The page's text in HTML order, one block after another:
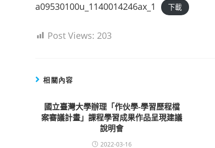
a09530100u_1140014246ax_1 下載
Post Views: 203
相關內容
國立臺灣大學辦理「作伙學-學習歷程檔
案審議計畫」課程學習成果作品呈現建議
說明會
2022-03-16